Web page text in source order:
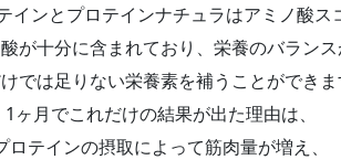
インとプロテインナチュラはアミノ酸ス
が十分に含まれており、栄養のバランス
では足りない栄養素を補うことができま
1ヶ月でこれだけの結果が出た理由は、
ロテインの摂取によって筋肉量が増え、